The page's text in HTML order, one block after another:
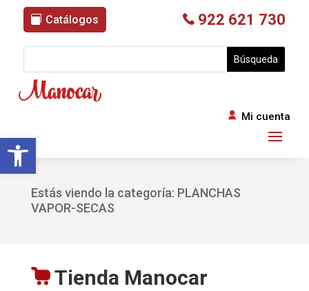
Abrir barra de herramientas
Catálogos 922 621 730
Mi cuenta
Estás viendo la categoría: PLANCHAS
VAPOR-SECAS
Tienda Manocar